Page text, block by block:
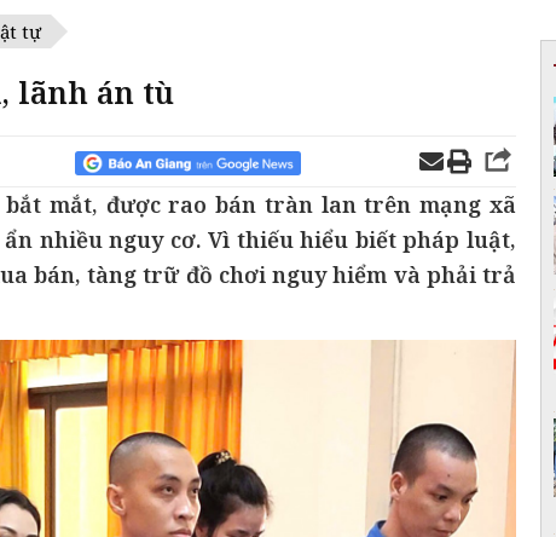
tự
lãnh án tù
mắt, được rao bán tràn lan trên mạng xã
nhiều nguy cơ. Vì thiếu hiểu biết pháp luật,
bán, tàng trữ đồ chơi nguy hiểm và phải trả